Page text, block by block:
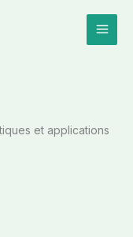
et applications